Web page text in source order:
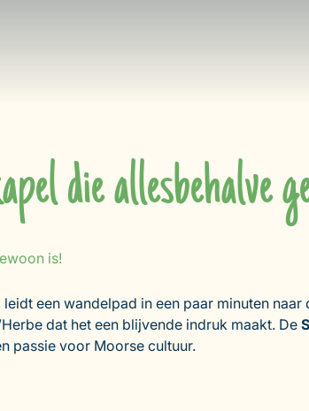
die allesbehalve
is!
leidt een wandelpad in een paar minuten naar
dat het een blijvende indruk maakt. De
passie voor Moorse cultuur.